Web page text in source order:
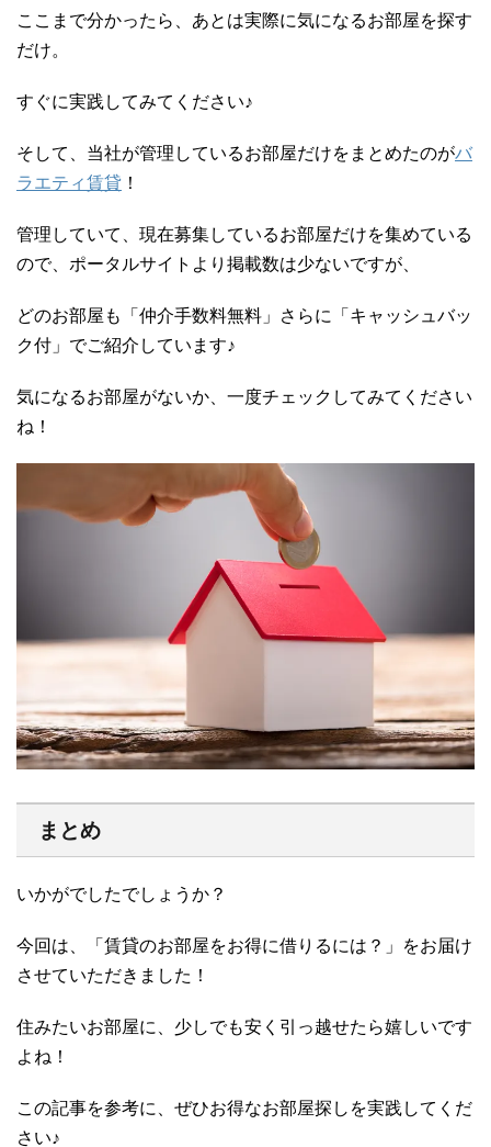
ここまで分かったら、あとは実際に気になるお部屋を探す
だけ。
すぐに実践してみてください♪
そして、当社が管理しているお部屋だけをまとめたのがバ
ラエティ賃貸 ！
管理していて、現在募集しているお部屋だけを集めている
ので、ポータルサイトより掲載数は少ないですが、
どのお部屋も「仲介手数料無料」さらに「キャッシュバッ
ク付」でご紹介しています♪
気になるお部屋がないか、一度チェックしてみてください
ね！
まとめ
いかがでしたでしょうか？
今回は、「賃貸のお部屋をお得に借りるには？」をお届け
させていただきました！
住みたいお部屋に、少しでも安く引っ越せたら嬉しいです
よね！
この記事を参考に、ぜひお得なお部屋探しを実践してくだ
さい♪